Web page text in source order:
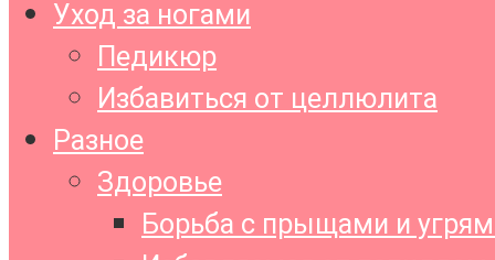
Уход за ногами
Педикюр
Избавиться от целлюлита
Разное
Здоровье
Борьба с прыщами и